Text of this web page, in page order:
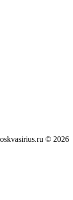
© 2026